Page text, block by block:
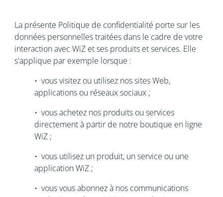
La présente Politique de confidentialité porte sur les
données personnelles traitées dans le cadre de votre
interaction avec WiZ et ses produits et services. Elle
s'applique par exemple lorsque :
• vous visitez ou utilisez nos sites Web,
applications ou réseaux sociaux ;
• vous achetez nos produits ou services
directement à partir de notre boutique en ligne
WiZ ;
• vous utilisez un produit, un service ou une
application WiZ ;
• vous vous abonnez à nos communications